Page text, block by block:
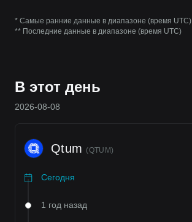
* Самые ранние данные в диапазоне (время UTC)
** Последние данные в диапазоне (время UTC)
В этот день
2026-08-08
Qtum (QTUM)
Сегодня
1 год назад